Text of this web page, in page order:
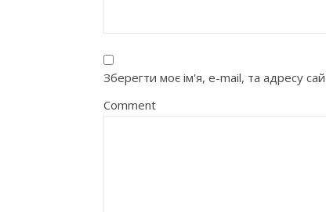
Зберегти моє ім'я, e-mail, та адресу
Comment